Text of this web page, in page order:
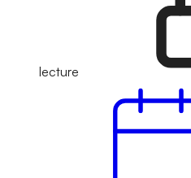
lecture